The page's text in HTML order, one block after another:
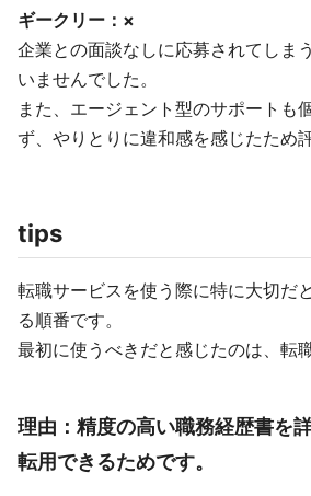
ギークリー：×
企業との面談なしに応募されてしま
いませんでした。
また、エージェント型のサポートも
ず、やりとりに違和感を感じたため
tips
転職サービスを使う際に特に大切だ
る順番です。
最初に使うべきだと感じたのは、転
理由：精度の高い職務経歴書を
転用できるためです。